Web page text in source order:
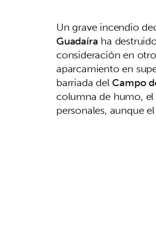
Un grave incendio
Guadaíra ha
consideración en
aparcamiento en
barriada delCampo
columna de humo,
personales, aunque